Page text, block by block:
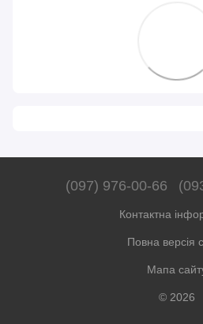
(097) 976-00-66
Контактна
Повна версія
Мапа
© 2026